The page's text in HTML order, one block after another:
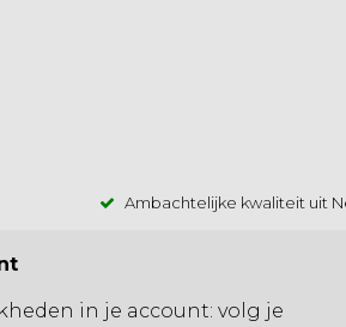
Ambachtelijke kwaliteit uit
in je account: volg je